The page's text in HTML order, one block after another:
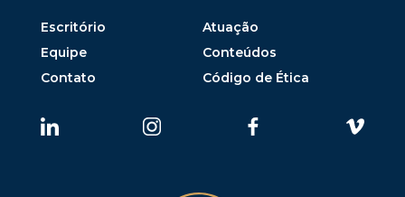
Escritório
Atuação
Equipe
Conteúdos
Contato
Código de Ética